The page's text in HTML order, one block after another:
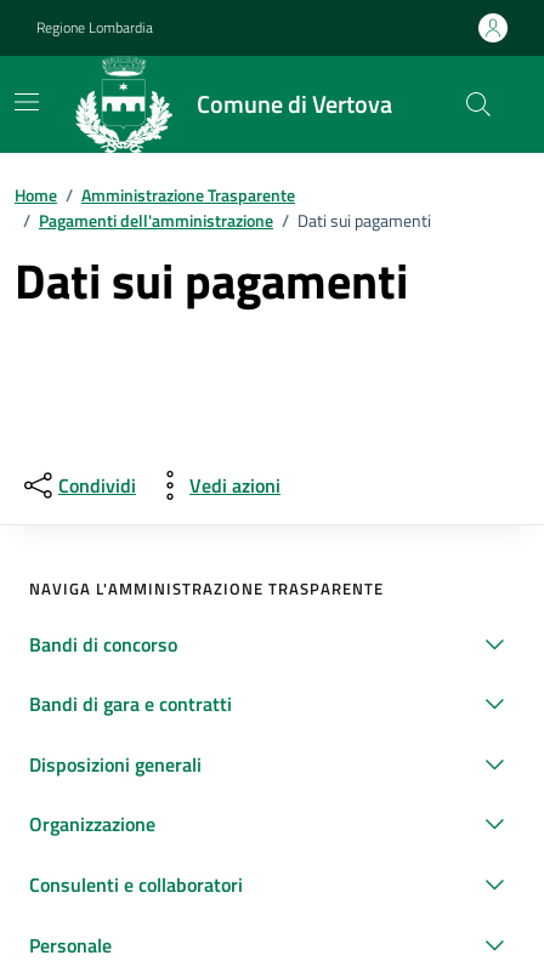
Regione Lombardia
Comune di Vertova
Home / Amministrazione Trasparente
/ Pagamenti dell'amministrazione / Dati sui pagamenti
Dati sui pagamenti
Condividi Vedi azioni
NAVIGA L'AMMINISTRAZIONE TRASPARENTE
Bandi di concorso
Bandi di gara e contratti
Disposizioni generali
Organizzazione
Consulenti e collaboratori
Personale